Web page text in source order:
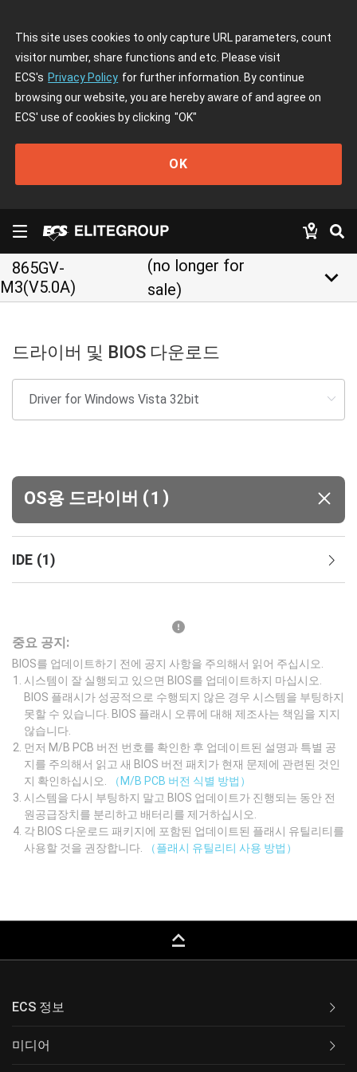
This site uses cookies to only capture URL parameters, count
visitor number, share functions and etc. Please visit
ECS's Privacy Policy for further information. By continue
browsing our website, you are hereby aware of and agree on
ECS' use of cookies by clicking "OK"
OK
865GV-
M3(V5.0A)
(no longer for
sale)
keyboard_arrow_down
드라이버 및 BIOS 다운로드
OS용 드라이버 (1 )
IDE (1)
중요 공지:
BIOS를 업데이트하기 전에 공지 사항을 주의해서 읽어 주십시오.
시스템이 잘 실행되고 있으면 BIOS를 업데이트하지 마십시오.
BIOS 플래시가 성공적으로 수행되지 않은 경우 시스템을 부팅하지
못할 수 있습니다. BIOS 플래시 오류에 대해 제조사는 책임을 지지
않습니다.
먼저 M/B PCB 버전 번호를 확인한 후 업데이트된 설명과 특별 공
지를 주의해서 읽고 새 BIOS 버전 패치가 현재 문제에 관련된 것인
지 확인하십시오.
（M/B PCB 버전 식별 방법）
시스템을 다시 부팅하지 말고 BIOS 업데이트가 진행되는 동안 전
원공급장치를 분리하고 배터리를 제거하십시오.
각 BIOS 다운로드 패키지에 포함된 업데이트된 플래시 유틸리티를
사용할 것을 권장합니다.
（플래시 유틸리티 사용 방법）
keyboard_capslock
ECS 정보
미디어